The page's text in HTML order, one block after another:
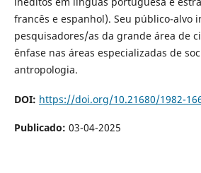
francês e espanhol). Seu público-alvo
pesquisadores/as da grande área de
ênfase nas áreas especializadas de
antropologia.
DOI: https://doi.org/10.21680/1982-
Publicado: 03-04-2025